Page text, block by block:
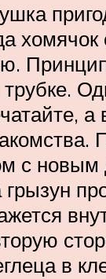
хомячок
а
с
в